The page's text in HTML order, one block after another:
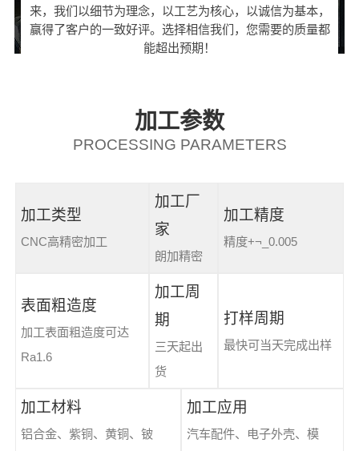
来，我们以细节为理念，以工艺为核心，以诚信为基本，
赢得了客户的一致好评。选择相信我们，您需要的质量都
能超出预期！
加工参数
PROCESSING PARAMETERS
加工类型
CNC高精密加工
加工厂
家
朗加精密
加工精度
精度+¬_0.005
表面粗造度
加工表面粗造度可达
Ra1.6
加工周
期
三天起出
货
打样周期
最快可当天完成出样
加工材料
铝合金、紫铜、黄铜、铍
加工应用
汽车配件、电子外壳、模